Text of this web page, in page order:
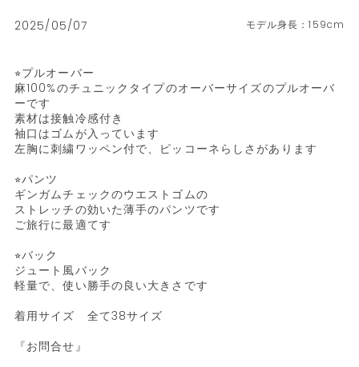
2025/05/07 159cm
⭐︎プルオーバー
麻100%のチュニックタイプのオーバーサイズのプルオーバ
ーです
素材は接触冷感付き
袖口はゴムが入っています
左胸に刺繍ワッペン付で、ピッコーネらしさがあります
⭐︎パンツ
ギンガムチェックのウエストゴムの
ストレッチの効いた薄手のパンツです
ご旅行に最適てす
⭐︎バック
ジュート風バック
軽量で、使い勝手の良い大きさです
着用サイズ　全て38サイズ
『お問合せ』